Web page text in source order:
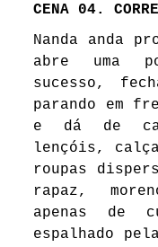
CENA 04.
Nanda anda
abre uma
sucesso,
parando em
e dá de
lençóis,
roupas
rapaz,
apenas de
espalhado